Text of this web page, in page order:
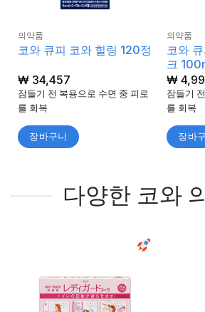
의약품
코와 큐피 코와 힐링 120정
₩34,457
잠들기 전 복용으로 수면 중 피로
를 회복
장바구니
의약품
코와
크
₩
잠들기
를 회복
장바
다양한 코와